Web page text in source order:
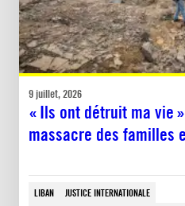
9 juillet, 2026
« Ils ont détruit ma vie
massacre des familles
LIBAN
JUSTICE INTERNATIONALE